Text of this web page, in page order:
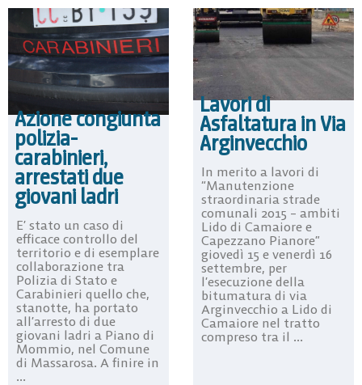
Azione congiunta
polizia-
carabinieri,
arrestati due
giovani ladri
E’ stato un caso di
efficace controllo del
territorio e di esemplare
collaborazione tra
Polizia di Stato e
Carabinieri quello che,
stanotte, ha portato
all’arresto di due
giovani ladri a Piano di
Mommio, nel Comune
di Massarosa. A finire in
...
Lavori di
Asfaltatura in Via
Arginvecchio
In merito a lavori di
“Manutenzione
straordinaria strade
comunali 2015 – ambiti
Lido di Camaiore e
Capezzano Pianore”
giovedì 15 e venerdì 16
settembre, per
l’esecuzione della
bitumatura di via
Arginvecchio a Lido di
Camaiore nel tratto
compreso tra il ...